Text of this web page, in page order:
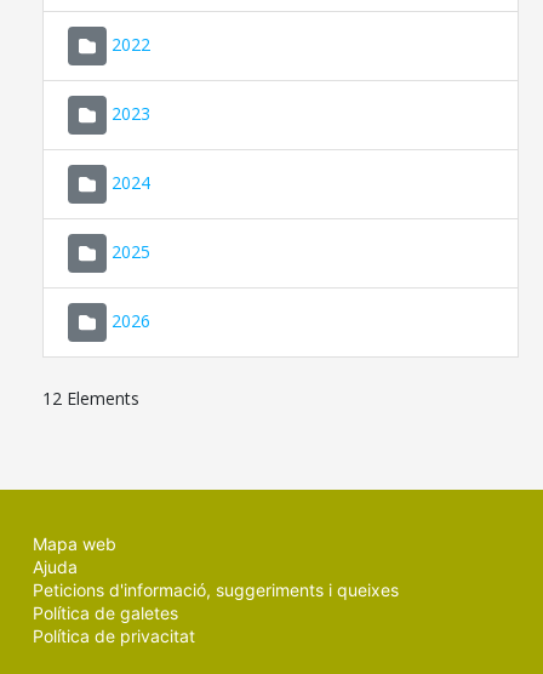
2022
2023
2024
2025
2026
12 Elements
Mapa web
Ajuda
Peticions d'informació, suggeriments i queixes
Política de galetes
Política de privacitat